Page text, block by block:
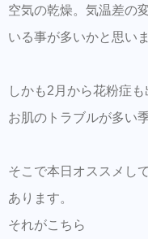
とスムーズ
録しておく
ができます。
モーション
空気の乾燥。気温差の
いる事が多いかと思いま
しかも2月から花粉症
お肌のトラブルが多い
そこで本日オススメし
あります。
それがこちら